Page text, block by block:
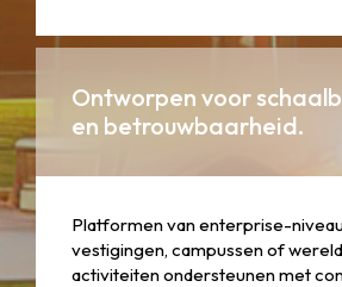
Ontworpen voor
en betrouwbaarheid.
Platformen van enterprise-
vestigingen, campussen of
activiteiten ondersteunen met